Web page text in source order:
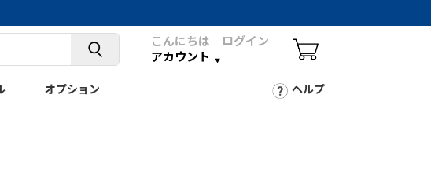
こんにちは ログイン
アカウント
オプション ヘルプ